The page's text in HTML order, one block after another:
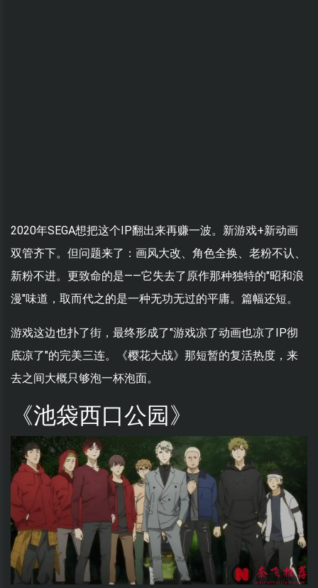
2020年SEGA想把这个IP翻出来再赚一波。新游戏+新动画
双管齐下。但问题来了：画风大改、角色全换、老粉不认、
新粉不进。更致命的是——它失去了原作那种独特的"昭和浪
漫"味道，取而代之的是一种无功无过的平庸。篇幅还短。
游戏这边也扑了街，最终形成了"游戏凉了动画也凉了IP彻
底凉了"的完美三连。《樱花大战》那短暂的复活热度，来
去之间大概只够泡一杯泡面。
《池袋西口公园》